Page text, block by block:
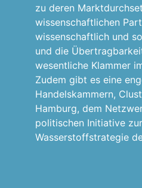
zu deren
wissenschaftlichen
wissenschaftlich und
und die
wesentliche Klammer
Zudem gibt es eine
Handelskammern,
Hamburg, dem
politischen Initiative
Wasserstoffstrategie